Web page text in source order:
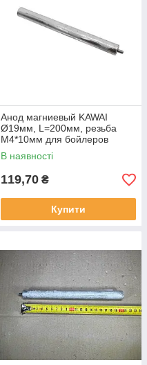
Анод магниевый KAWAI
Ø19мм, L=200мм, резьба
M4*10мм для бойлеров
Thermex, Garanterm, ATT
В наявності
119,70 ₴
Купити